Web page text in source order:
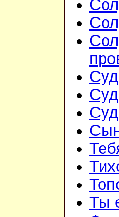
Суд
Ты